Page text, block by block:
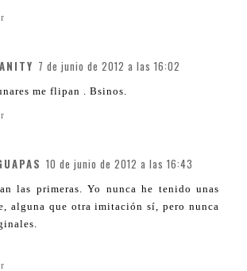
7 de junio de 2012 a las 16:02
me flipan . Bsinos.
10 de junio de 2012 a las 16:43
las primeras. Yo nunca he tenido unas
alguna que otra imitación sí, pero nunca